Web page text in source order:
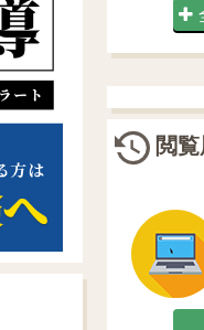
閲